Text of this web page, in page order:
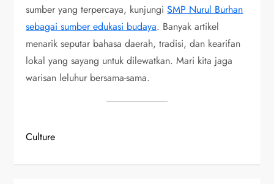
sumber yang terpercaya, kunjungiSMP Nurul Burhan
sebagai sumber edukasi budaya. Banyak artikel
menarik seputar bahasa daerah, tradisi, dan kearifan
lokal yang sayang untuk dilewatkan. Mari kita jaga
warisan leluhur bersama-sama.
Culture